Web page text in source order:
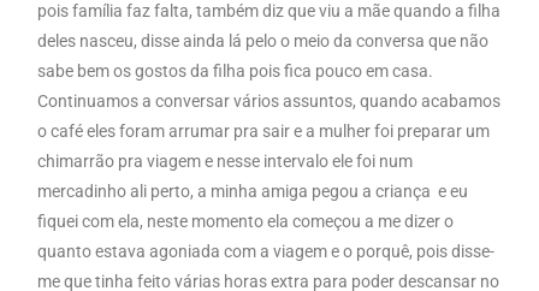
pois família faz falta, também diz que viu a mãe quando a filha
deles nasceu, disse ainda lá pelo o meio da conversa que não
sabe bem os gostos da filha pois fica pouco em casa.
Continuamos a conversar vários assuntos, quando acabamos
o café eles foram arrumar pra sair e a mulher foi preparar um
chimarrão pra viagem e nesse intervalo ele foi num
mercadinho ali perto, a minha amiga pegou a criança e eu
fiquei com ela, neste momento ela começou a me dizer o
quanto estava agoniada com a viagem e o porquê, pois disse-
me que tinha feito várias horas extra para poder descansar no